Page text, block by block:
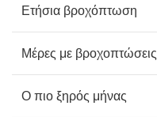
Ετήσια βροχόπτωση
Μέρες με βροχοπτώσεις
Ο πιο ξηρός μήνας